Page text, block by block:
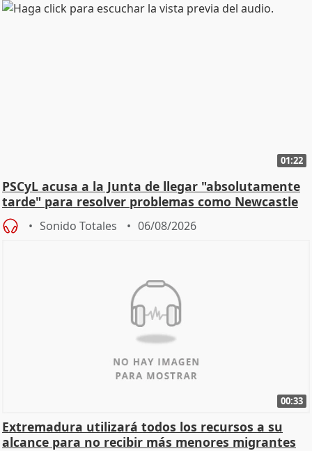
01:22
PSCyL acusa a la Junta de llegar "absolutamente
tarde" para resolver problemas como Newcastle
Sonido Totales 06/08/2026
00:33
Extremadura utilizará todos los recursos a su
alcance para no recibir más menores migrantes